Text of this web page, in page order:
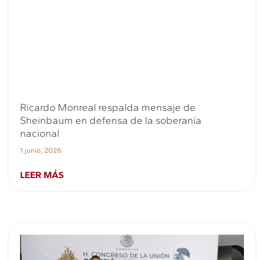
Ricardo Monreal respalda mensaje de
Sheinbaum en defensa de la soberanía
nacional
1 junio, 2026
LEER MÁS